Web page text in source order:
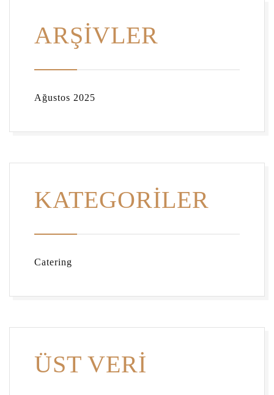
ARŞIVLER
Ağustos 2025
KATEGORILER
Catering
ÜST VERI